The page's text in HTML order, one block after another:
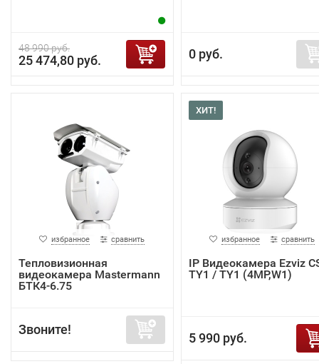
48 990 руб.
25 474,80 руб. 0 руб.
избранное сравнить
Тепловизионная
видеокамера Mastermann
БТК4-6.75
Звоните!
ХИТ!
избранное сравнить
IP Видеокамера Ezviz
TY1 / TY1 (4MP,W1)
5 990 руб.